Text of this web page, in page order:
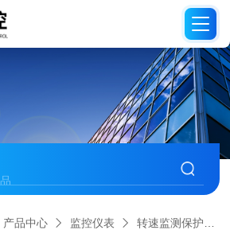
产品中心 监控仪表 转速监测保护仪表